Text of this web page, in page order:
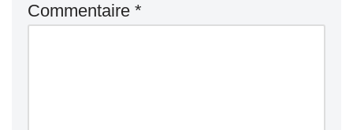
Commentaire *